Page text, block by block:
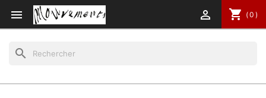
 shopping_cart (0)

search